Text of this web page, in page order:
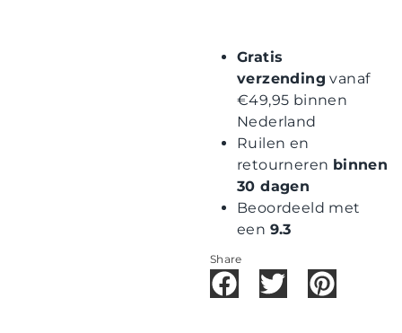
Gratis
verzending vanaf
€49,95 binnen
Nederland
Ruilen en
retourneren binnen
30 dagen
Beoordeeld met
een 9.3
Share